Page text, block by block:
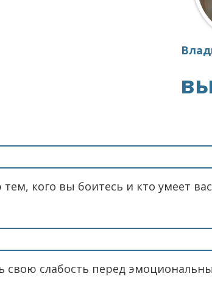
тем, кого вы боитесь и кто умеет
свою слабость перед